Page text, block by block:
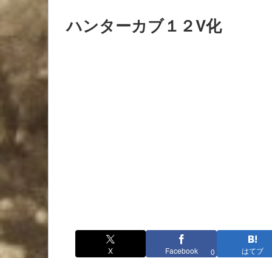
ハンターカブ１２V化
X Facebook 0 はてブ